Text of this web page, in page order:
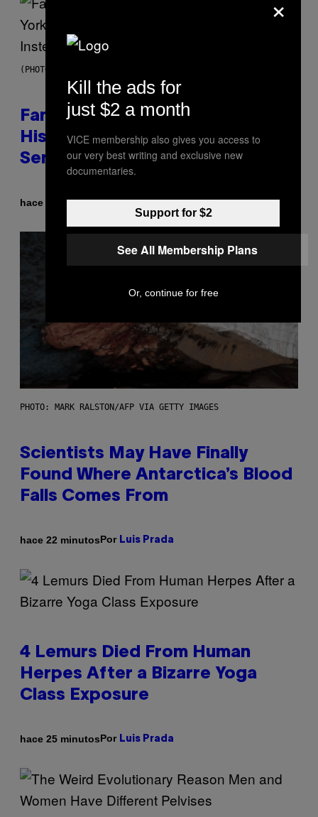
(PHOTO BY JASON KEMPIN/GETTY IMAGES)
Fans Are Claiming Usher Skipped
His New York Performance and
Sent in a Lookalike Instead
hace 17 minutosPor
PHOTO: MARK RALSTON/AFP VIA GETTY IMAGES
Scientists May Have Finally
Found Where Antarctica’s Blood
Falls Comes From
hace 22 minutosPor Luis Prada
4 Lemurs Died From Human
Herpes After a Bizarre Yoga
Class Exposure
hace 25 minutosPor Luis Prada
Kill the ads for
just $2 a month
VICE membership also gives you access to
our very best writing and exclusive new
documentaries.
Support for $2
See All Membership Plans
Or, continue for free